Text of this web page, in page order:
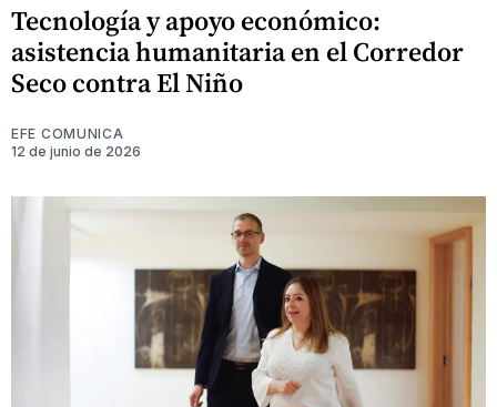
Tecnología y apoyo económico:
asistencia humanitaria en el Corredor
Seco contra El Niño
EFE COMUNICA
12 de junio de 2026